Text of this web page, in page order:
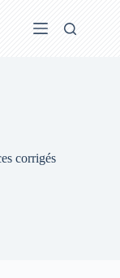
corrigés